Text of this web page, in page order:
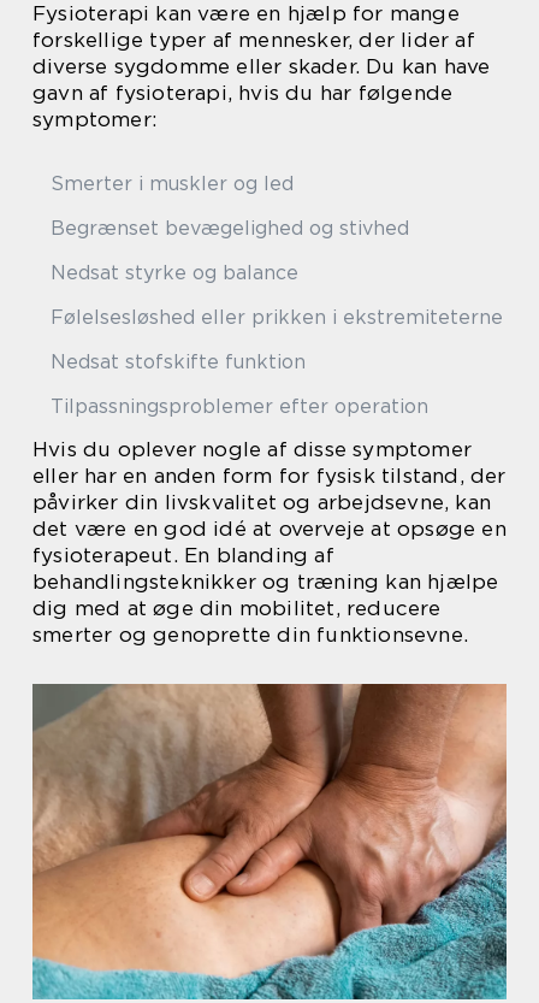
Fysioterapi kan være en hjælp for mange
forskellige typer af mennesker, der lider af
diverse sygdomme eller skader. Du kan have
gavn af fysioterapi, hvis du har følgende
symptomer:
Smerter i muskler og led
Begrænset bevægelighed og stivhed
Nedsat styrke og balance
Følelsesløshed eller prikken i ekstremiteterne
Nedsat stofskifte funktion
Tilpassningsproblemer efter operation
Hvis du oplever nogle af disse symptomer
eller har en anden form for fysisk tilstand, der
påvirker din livskvalitet og arbejdsevne, kan
det være en god idé at overveje at opsøge en
fysioterapeut. En blanding af
behandlingsteknikker og træning kan hjælpe
dig med at øge din mobilitet, reducere
smerter og genoprette din funktionsevne.